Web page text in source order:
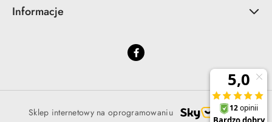
Informacje
Sklep internetowy na oprogramowaniu